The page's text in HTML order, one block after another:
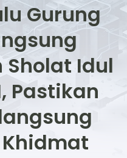
Gurung
Idul
Pastikan